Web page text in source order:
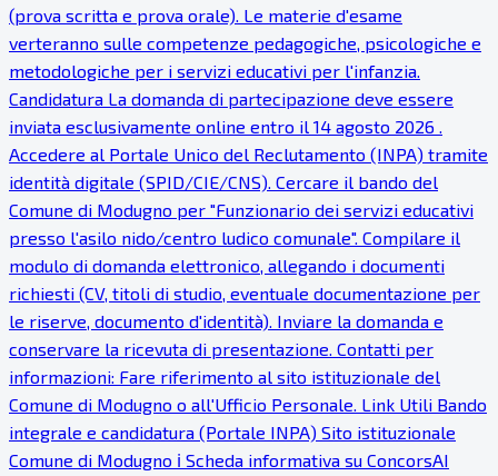
(prova scritta e prova orale). Le materie d'esame
verteranno sulle competenze pedagogiche, psicologiche e
metodologiche per i servizi educativi per l'infanzia.
Candidatura La domanda di partecipazione deve essere
inviata esclusivamente online entro il 14 agosto 2026 .
Accedere al Portale Unico del Reclutamento (INPA) tramite
identità digitale (SPID/CIE/CNS). Cercare il bando del
Comune di Modugno per "Funzionario dei servizi educativi
presso l'asilo nido/centro ludico comunale". Compilare il
modulo di domanda elettronico, allegando i documenti
richiesti (CV, titoli di studio, eventuale documentazione per
le riserve, documento d'identità). Inviare la domanda e
conservare la ricevuta di presentazione. Contatti per
informazioni: Fare riferimento al sito istituzionale del
Comune di Modugno o all'Ufficio Personale. Link Utili Bando
integrale e candidatura (Portale INPA) Sito istituzionale
Comune di Modugno ℹ Scheda informativa su ConcorsAI